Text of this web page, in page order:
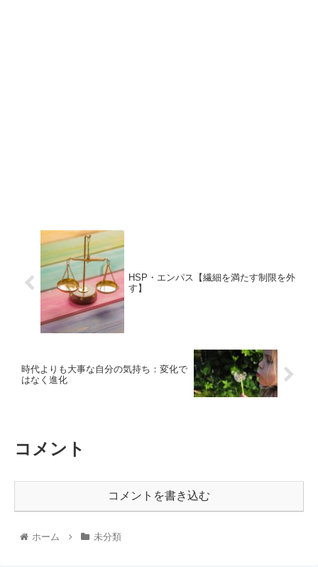
HSP・エンパス【繊細を満たす制限を外
す】
時代よりも大事な自分の気持ち：変化で
はなく進化
コメント
コメントを書き込む
ホーム 未分類